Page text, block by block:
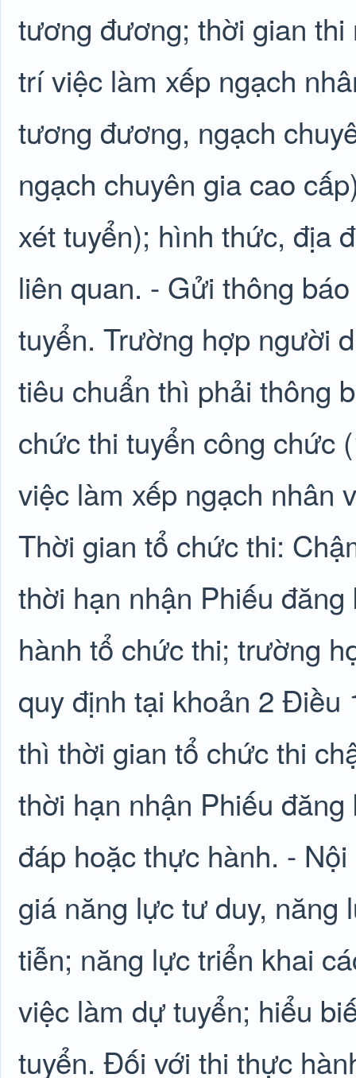
tương đương; thời gian
trí việc làm xếp ngạch
tương đương, ngạch
ngạch chuyên gia cao
xét tuyển); hình thức, địa
liên quan. - Gửi thông
tuyển. Trường hợp người
tiêu chuẩn thì phải thông
chức thi tuyển công chức
việc làm xếp ngạch nhân
Thời gian tổ chức thi:
thời hạn nhận Phiếu
hành tổ chức thi; trường
quy định tại khoản 2
thì thời gian tổ chức thi
thời hạn nhận Phiếu
đáp hoặc thực hành. -
giá năng lực tư duy,
tiễn; năng lực triển khai
việc làm dự tuyển; hiểu
tuyển. Đối với thi thực